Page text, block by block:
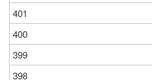
401
400
399
398